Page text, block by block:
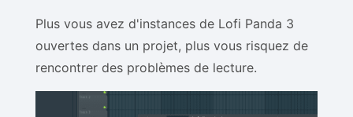
Plus vous avez d'instances de Lofi Panda 3
ouvertes dans un projet, plus vous risquez de
rencontrer des problèmes de lecture.